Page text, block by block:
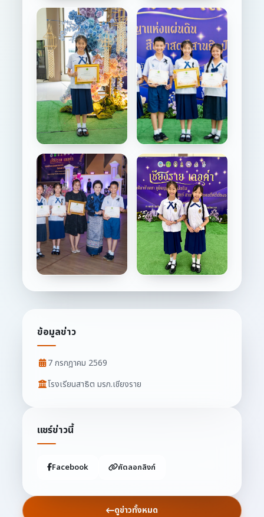
ข้อมูลข่าว
7 กรกฎาคม 2569
โรงเรียนสาธิต มรภ.เชียงราย
แชร์ข่าวนี้
Facebook คัดลอกลิงก์
ดูข่าวทั้งหมด